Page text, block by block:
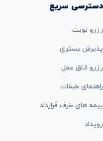
دسترسی سریع
رزرو نوبت
پذيرش بستري
رزرو اتاق عمل
راهنمای طبقات
بيمه های طرف قرارداد
رویداد